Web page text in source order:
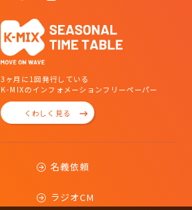
3ヶ月に1回発行している
K-MIXのインフォメーションフリーペーパー
くわしく見る
名義依頼
ラジオCM